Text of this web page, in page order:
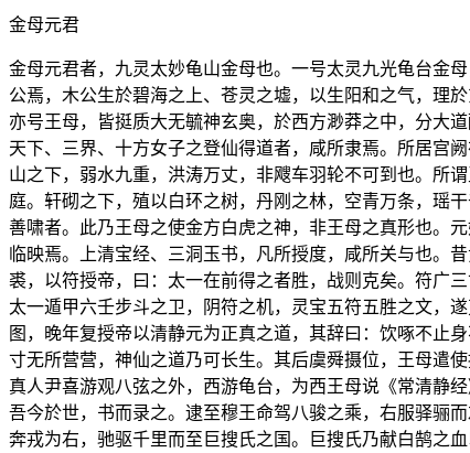
金母元君
金母元君者，九灵太妙龟山金母也。一号太灵九光龟台金
公焉，木公生於碧海之上、苍灵之墟，以生阳和之气，理
亦号王母，皆挺质大无毓神玄奥，於西方渺莽之中，分大
天下、三界、十方女子之登仙得道者，咸所隶焉。所居宫
山之下，弱水九重，洪涛万丈，非飕车羽轮不可到也。所
庭。轩砌之下，殖以白环之树，丹刚之林，空青万条，瑶
善啸者。此乃王母之使金方白虎之神，非王母之真形也。
临映焉。上清宝经、三洞玉书，凡所授度，咸所关与也。
裘，以符授帝，曰：太一在前得之者胜，战则克矣。符广
太一遁甲六壬步斗之卫，阴符之机，灵宝五符五胜之文，
图，晚年复授帝以清静元为正真之道，其辞曰：饮啄不止
寸无所营营，神仙之道乃可长生。其后虞舜摄位，王母遣
真人尹喜游观八弦之外，西游龟台，为西王母说《常清静
吾今於世，书而录之。逮至穆王命驾八骏之乘，右服驿骊
奔戎为右，驰驱千里而至巨搜氏之国。巨搜氏乃献白鹄之